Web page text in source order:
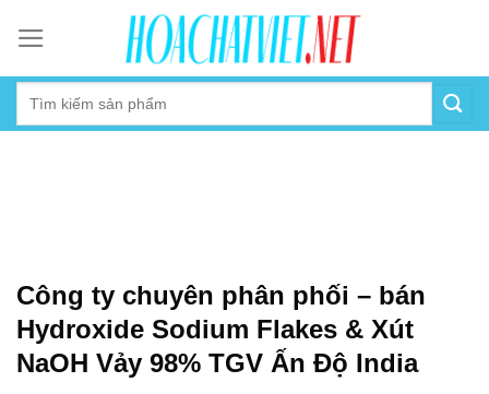
content
Công ty chuyên phân phối – bán
Hydroxide Sodium Flakes & Xút
NaOH Vảy 98% TGV Ấn Độ India